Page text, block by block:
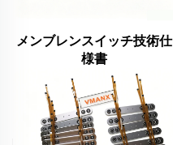
メンブレンスイッチ技術仕
様書